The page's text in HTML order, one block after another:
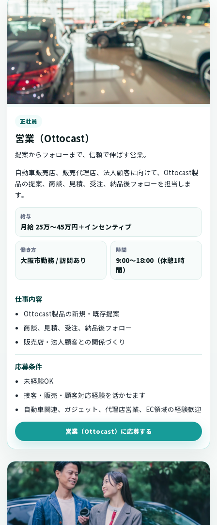
正社員
営業（Ottocast）
提案からフォローまで、信頼で伸ばす営業。
自動車販売店、販売代理店、法人顧客に向けて、Ottocast製
品の提案、商談、見積、受注、納品後フォローを担当しま
す。
給与
月給 25万〜45万円＋インセンティブ
働き方
大阪市勤務 / 訪問あり
時間
9:00〜18:00（休憩1時
間）
仕事内容
Ottocast製品の新規・既存提案
商談、見積、受注、納品後フォロー
販売店・法人顧客との関係づくり
応募条件
未経験OK
接客・販売・顧客対応経験を活かせます
自動車関連、ガジェット、代理店営業、EC領域の経験歓迎
営業（Ottocast）に応募する